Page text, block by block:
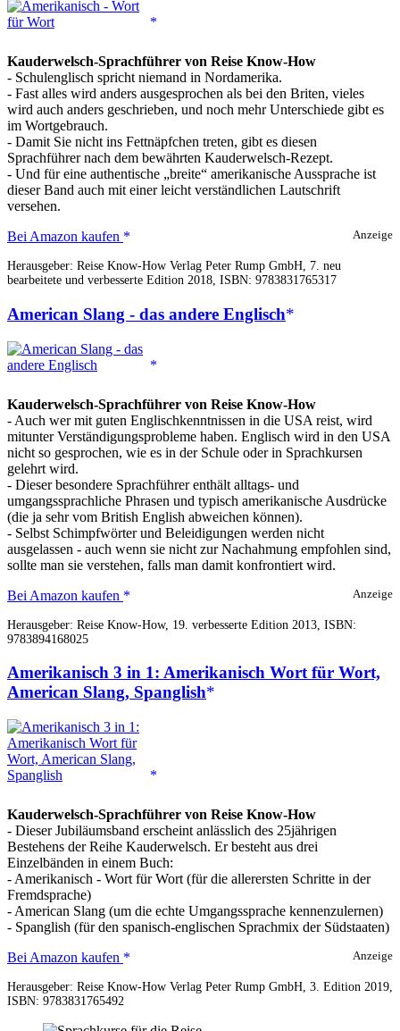
Kauderwelsch-Sprachführer von Reise Know-How
- Schulenglisch spricht niemand in Nordamerika.
- Fast alles wird anders ausgesprochen als bei den Briten, vieles
wird auch anders geschrieben, und noch mehr Unterschiede gibt es
im Wortgebrauch.
- Damit Sie nicht ins Fettnäpfchen treten, gibt es diesen
Sprachführer nach dem bewährten Kauderwelsch-Rezept.
- Und für eine authentische „breite“ amerikanische Aussprache ist
dieser Band auch mit einer leicht verständlichen Lautschrift
versehen.
Anzeige
Amerikanisch
Wort
für
Bei Amazon kaufen
Herausgeber: Reise Know-How Verlag Peter Rump GmbH, 7. neu
bearbeitete und verbesserte Edition 2018, ISBN: 9783831765317
American Slang - das andere Englisch
Kauderwelsch-Sprachführer von Reise Know-How
- Auch wer mit guten Englischkenntnissen in die USA reist, wird
mitunter Verständigungsprobleme haben. Englisch wird in den USA
nicht so gesprochen, wie es in der Schule oder in Sprachkursen
gelehrt wird.
- Dieser besondere Sprachführer enthält alltags- und
umgangssprachliche Phrasen und typisch amerikanische Ausdrücke
(die ja sehr vom British English abweichen können).
- Selbst Schimpfwörter und Beleidigungen werden nicht
ausgelassen - auch wenn sie nicht zur Nachahmung empfohlen sind,
sollte man sie verstehen, falls man damit konfrontiert wird.
Anzeige
American
-
das
Englisch
Bei Amazon kaufen
Herausgeber: Reise Know-How, 19. verbesserte Edition 2013, ISBN:
9783894168025
Amerikanisch 3 in 1: Amerikanisch Wort für Wort,
American Slang, Spanglish
Kauderwelsch-Sprachführer von Reise Know-How
- Dieser Jubiläumsband erscheint anlässlich des 25jährigen
Bestehens der Reihe Kauderwelsch. Er besteht aus drei
Einzelbänden in einem Buch:
- Amerikanisch - Wort für Wort (für die allerersten Schritte in der
Fremdsprache)
- American Slang (um die echte Umgangssprache kennenzulernen)
- Spanglish (für den spanisch-englischen Sprachmix der Südstaaten)
Anzeige
Amerikanisch
in
1:
Amerikanisch
Bei Amazon kaufen
Herausgeber: Reise Know-How Verlag Peter Rump GmbH, 3. Edition 2019,
ISBN: 9783831765492